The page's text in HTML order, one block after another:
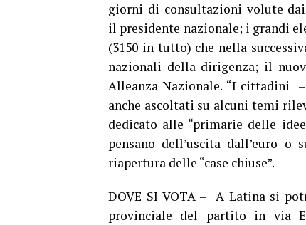
giorni di consultazioni volute
il presidente nazionale; i grandi
(3150 in tutto) che nella
nazionali della dirigenza; il
Alleanza Nazionale. “I cittadini
anche ascoltati su alcuni temi
dedicato alle “primarie delle
pensano dell’uscita dall’euro
riapertura delle “case chiuse”.
DOVE SI VOTA – A Latina si
provinciale del partito in via